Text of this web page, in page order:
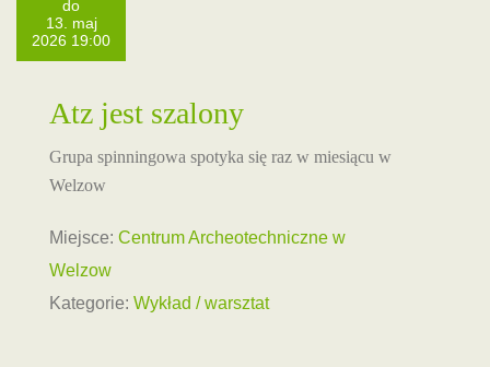
do
13. maj
2026 19:00
Atz jest szalony
Grupa spinningowa spotyka się raz w miesiącu w
Welzow
Miejsce: Centrum Archeotechniczne w
Welzow
Kategorie: Wykład / warsztat